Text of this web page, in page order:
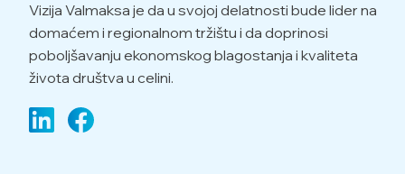
Vizija Valmaksa je da u svojoj delatnosti bude lider na
domaćem i regionalnom tržištu i da doprinosi
poboljšavanju ekonomskog blagostanja i kvaliteta
života društva u celini.